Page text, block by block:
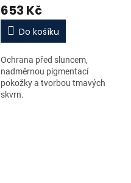
653 Kč
Do košíku
Ochrana před sluncem,
nadměrnou pigmentací
pokožky a tvorbou tmavých
skvrn.